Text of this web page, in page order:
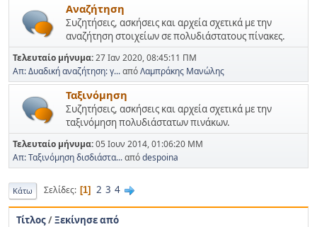
Αναζήτηση
Συζητήσεις, ασκήσεις και αρχεία σχετικά με την
αναζήτηση στοιχείων σε πολυδιάστατους πίνακες.
Τελευταίο μήνυμα:27 Ιαν 2020, 08:45:11 ΠΜ
Απ: Δυαδική αναζήτηση: γ...απόΛαμπράκης Μανώλης
Ταξινόμηση
Συζητήσεις, ασκήσεις και αρχεία σχετικά με την
ταξινόμηση πολυδιάστατων πινάκων.
Τελευταίο μήνυμα:05 Ιουν 2014, 01:06:20 ΜΜ
Απ: Ταξινόμηση δισδιάστα...απόdespoina
Κάτω Σελίδες 1 2 3 4
Τίτλος/Ξεκίνησε από